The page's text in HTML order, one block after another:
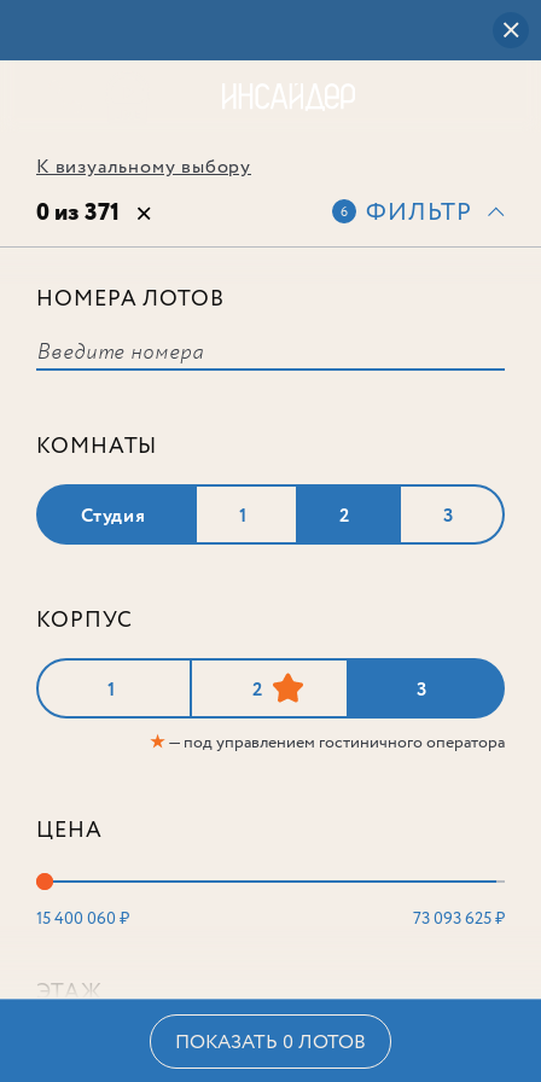
К визуальному выбору
0 из 371 6 ФИЛЬТР
НОМЕРА ЛОТОВ
КОМНАТЫ
Студия 1 2 3
КОРПУС
1 2 3
★— под управлением гостиничного оператора
ЦЕНА
15 400 060 ₽ 73 093 625 ₽
ЭТАЖ
ПОКАЗАТЬ 0 ЛОТОВ
соответствует ни одного лота